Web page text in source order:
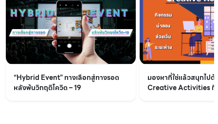
“Hybrid Event” ทางเลือกสู่ทางรอด
หลังพ้นวิกฤติโควิด – 19
มองหาที่ใช่แล้วสนุกไป
Creative Activities กิ